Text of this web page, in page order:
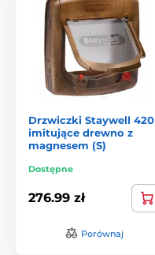
Drzwiczki Staywell 420
imitujące drewno z
magnesem (S)
Dostępne
276.99 zł
Porównaj